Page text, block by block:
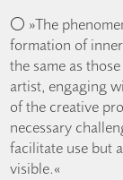
⚪️ »The
formation of
the same as
artist, engaging
of the creative
necessary
facilitate use but
visible.«